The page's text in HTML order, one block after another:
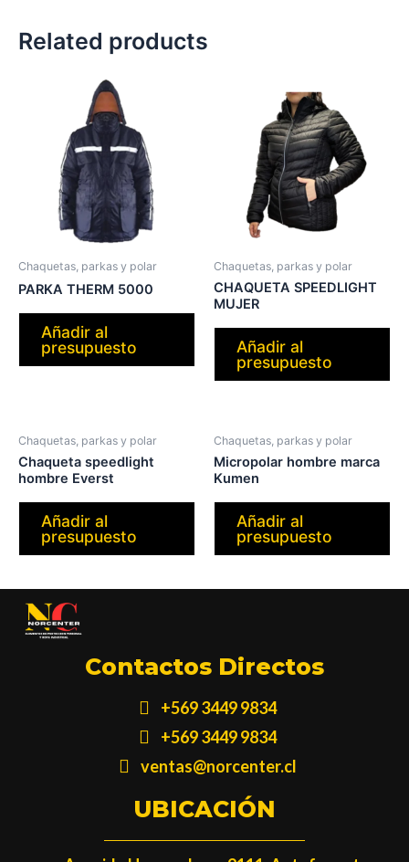
Related products
Chaquetas, parkas y polar
PARKA THERM 5000
Añadir al
presupuesto
Chaquetas, parkas y polar
CHAQUETA SPEEDLIGHT
MUJER
Añadir al
presupuesto
Chaquetas, parkas y polar
Chaqueta speedlight
hombre Everst
Añadir al
presupuesto
Chaquetas, parkas y polar
Micropolar hombre marca
Kumen
Añadir al
presupuesto
Contactos Directos
+569 3449 9834
+569 3449 9834
ventas@norcenter.cl
UBICACIÓN